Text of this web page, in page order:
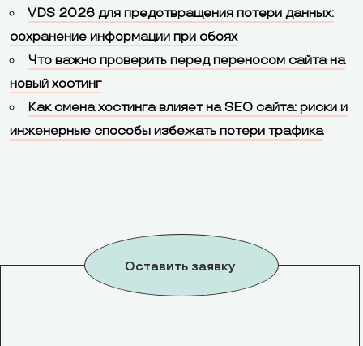
VDS 2026 для предотвращения потери данных:
сохранение информации при сбоях
Что важно проверить перед переносом сайта на
новый хостинг
Как смена хостинга влияет на SEO сайта: риски и
инженерные способы избежать потери трафика
Оставить заявку